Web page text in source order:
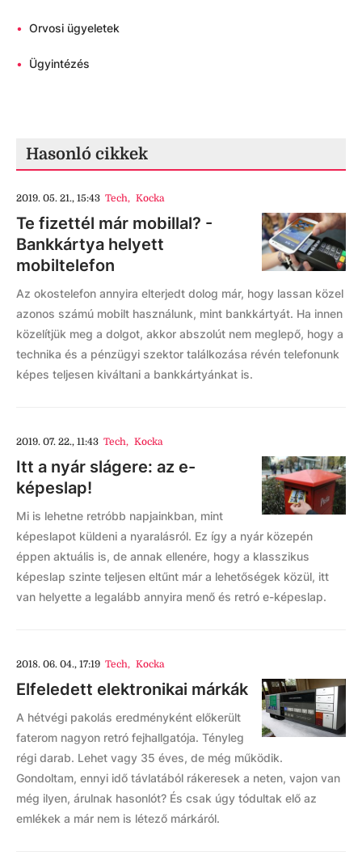
• Orvosi ügyeletek
• Ügyintézés
Hasonló cikkek
2019. 05. 21., 15:43 Tech, Kocka
Te fizettél már mobillal? -
Bankkártya helyett
mobiltelefon
Az okostelefon annyira elterjedt dolog már, hogy lassan közel
azonos számú mobilt használunk, mint bankkártyát. Ha innen
közelítjük meg a dolgot, akkor abszolút nem meglepő, hogy a
technika és a pénzügyi szektor találkozása révén telefonunk
képes teljesen kiváltani a bankkártyánkat is.
2019. 07. 22., 11:43 Tech, Kocka
Itt a nyár slágere: az e-
képeslap!
Mi is lehetne retróbb napjainkban, mint
képeslapot küldeni a nyaralásról. Ez így a nyár közepén
éppen aktuális is, de annak ellenére, hogy a klasszikus
képeslap szinte teljesen eltűnt már a lehetőségek közül, itt
van helyette a legalább annyira menő és retró e-képeslap.
2018. 06. 04., 17:19 Tech, Kocka
Elfeledett elektronikai márkák
A hétvégi pakolás eredményként előkerült
faterom nagyon retró fejhallgatója. Tényleg
régi darab. Lehet vagy 35 éves, de még működik.
Gondoltam, ennyi idő távlatából rákeresek a neten, vajon van
még ilyen, árulnak hasonlót? És csak úgy tódultak elő az
emlékek a már nem is létező márkáról.